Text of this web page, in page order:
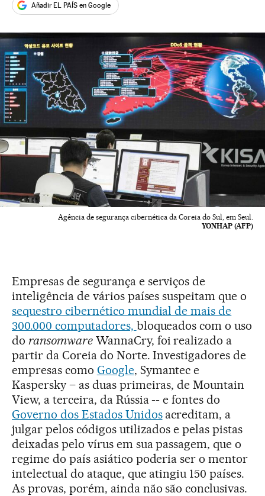
Añadir EL PAÍS en Google
Agência de segurança cibernética da Coreia do Sul, em Seul.
YONHAP (AFP)
Empresas de segurança e serviços de
inteligência de vários países suspeitam que o
sequestro cibernético mundial de mais de
300.000 computadores, bloqueados com o uso
do ransomwareWannaCry, foi realizado a
partir da Coreia do Norte. Investigadores de
empresas como Google, Symantec e
Kaspersky – as duas primeiras, de Mountain
View, a terceira, da Rússia -- e fontes do
Governo dos Estados Unidosacreditam, a
julgar pelos códigos utilizados e pelas pistas
deixadas pelo vírus em sua passagem, que o
regime do país asiático poderia ser o mentor
intelectual do ataque, que atingiu 150 países.
As provas, porém, ainda não são conclusivas.